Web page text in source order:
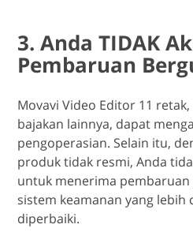
3. Anda TIDAK
Pembaruan
Movavi Video Editor 11
bajakan lainnya, dapat
pengoperasian. Selain itu,
produk tidak resmi, Anda
untuk menerima
sistem keamanan yang lebih
diperbaiki.